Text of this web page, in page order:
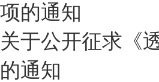
项的通知
关于公开征求《
的通知